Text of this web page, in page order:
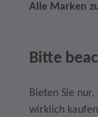
Alle Marken
Bitte
Bieten Sie
wirklich